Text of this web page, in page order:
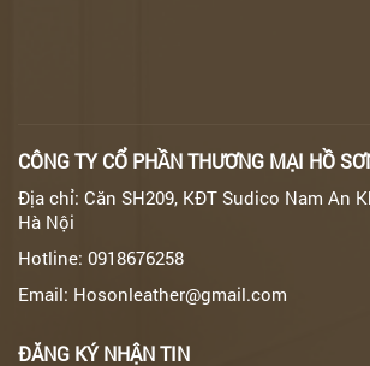
CÔNG TY CỔ PHẦN THƯƠNG MẠI HỒ
Địa chỉ: Căn SH209, KĐT Sudico Nam An
Hà Nội
Hotline: 0918676258
Email: Hosonleather@gmail.com
ĐĂNG KÝ NHẬN TIN